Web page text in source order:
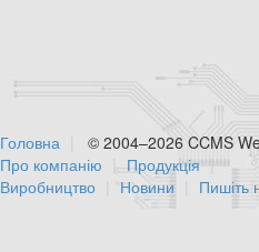
© 2004–2026 CCMS
Головна
Про компанію
Продукція
Виробництво
Новини Пишіть